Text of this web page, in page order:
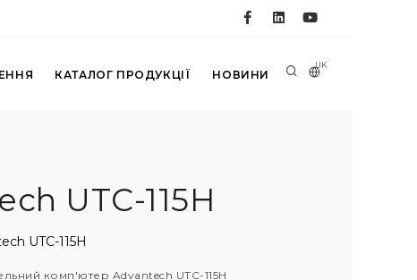
UK
КАТАЛОГ ПРОДУКЦІЇ НОВИНИ
UTC-115H
UTC-115H
комп'ютер Advantech UTC-115H